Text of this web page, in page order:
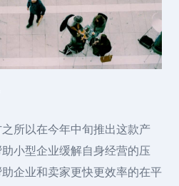
所以在今年中旬推出这款产
小型企业缓解自身经营的压
企业和卖家更快更效率的在平